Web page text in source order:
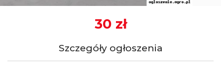
Wapno nawozowe tlenkowe (palone) o zawartości min.90%
odkwaszania gleb. Wapno szybkodziałające.
Wapno to stosujemy w mniejszych dawkach.